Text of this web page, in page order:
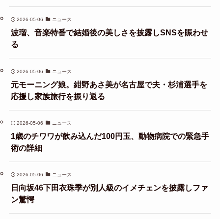
2026-05-06 ニュース
波瑠、音楽特番で結婚後の美しさを披露しSNSを賑わせ
る
2026-05-06 ニュース
元モーニング娘。紺野あさ美が名古屋で夫・杉浦選手を
応援し家族旅行を振り返る
2026-05-06 ニュース
1歳のチワワが飲み込んだ100円玉、動物病院での緊急手
術の詳細
2026-05-06 ニュース
日向坂46下田衣珠季が別人級のイメチェンを披露しファ
ン驚愕